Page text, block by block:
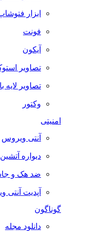
ابزار فتوشاپ
فونت
آیکون
تصاویر استوک
تصاویر لایه باز
وکتور
آنتی ویروس
دیواره آتشین
ضد هک و جاسوسی
آپدیت آنتی ویروس
گوناگون
دانلود مجله